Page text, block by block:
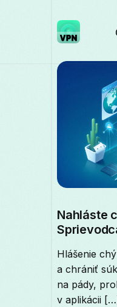
Nahláste
Hlášenie
a chrániť
na pády,
v aplikácii